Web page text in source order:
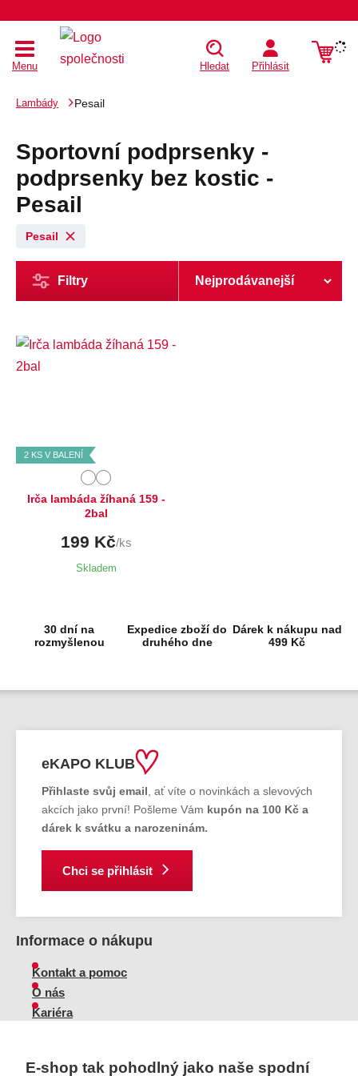
E-shop tak pohodlný jako naše spodní
Menu Hledat Přihlásit
Lambády Pesail
Sportovní podprsenky -
podprsenky bez kostic -
Pesail
Pesail
Filtry
2 KS V BALENÍ
Irča lambáda žíhaná 159 -
2bal
199 Kč/ks
Skladem
30 dní na
rozmyšlenou
Expedice zboží do
druhého dne
Dárek k nákupu nad
499 Kč
eKAPO KLUB
Přihlaste svůj email , ať víte o novinkách a slevových
akcích jako první! Pošleme Vám kupón na 100 Kč a
dárek k svátku a narozeninám.
Chci se přihlásit
Informace o nákupu
Kontakt a pomoc
O nás
Kariéra
Vrácení zboží, reklamace